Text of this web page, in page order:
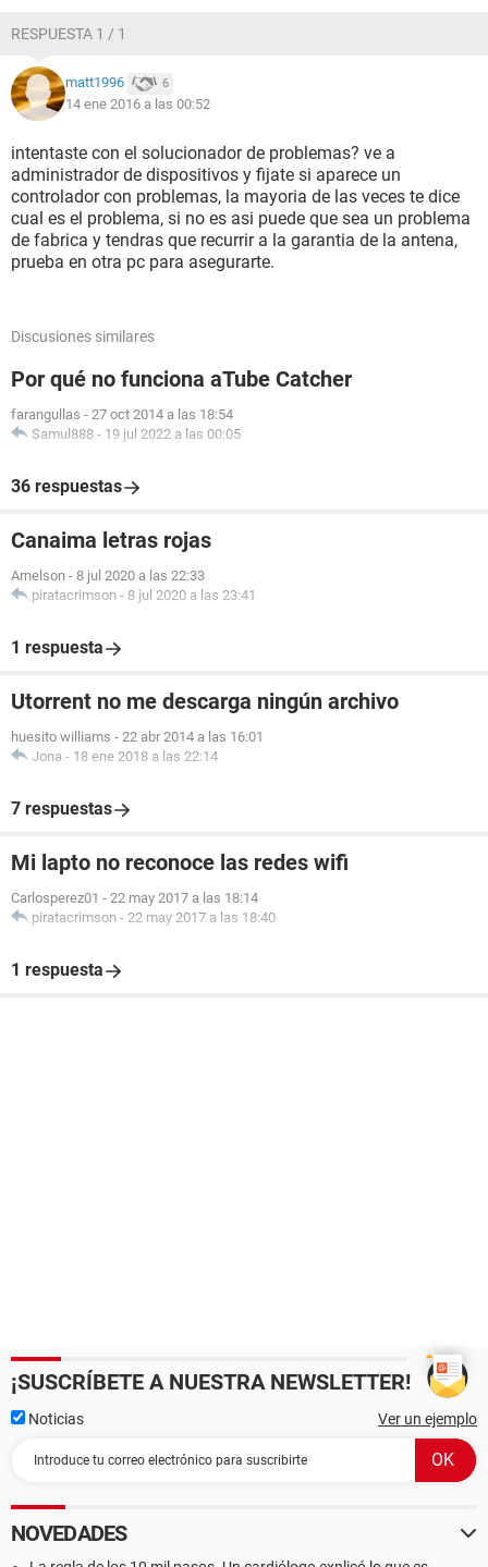
RESPUESTA 1 / 1
matt1996 6
14 ene 2016 a las 00:52
intentaste con el solucionador de problemas? ve a
administrador de dispositivos y fijate si aparece un
controlador con problemas, la mayoria de las veces te dice
cual es el problema, si no es asi puede que sea un problema
de fabrica y tendras que recurrir a la garantia de la antena,
prueba en otra pc para asegurarte.
Discusiones similares
Por qué no funciona aTube Catcher
farangullas - 27 oct 2014 a las 18:54
Samul888 - 19 jul 2022 a las 00:05
36 respuestas
Canaima letras rojas
Arnelson - 8 jul 2020 a las 22:33
piratacrimson - 8 jul 2020 a las 23:41
1 respuesta
Utorrent no me descarga ningún archivo
huesito williams - 22 abr 2014 a las 16:01
Jona - 18 ene 2018 a las 22:14
7 respuestas
Mi lapto no reconoce las redes wifi
Carlosperez01 - 22 may 2017 a las 18:14
piratacrimson - 22 may 2017 a las 18:40
1 respuesta
¡SUSCRÍBETE A NUESTRA NEWSLETTER!
Noticias Ver un ejemplo
NOVEDADES